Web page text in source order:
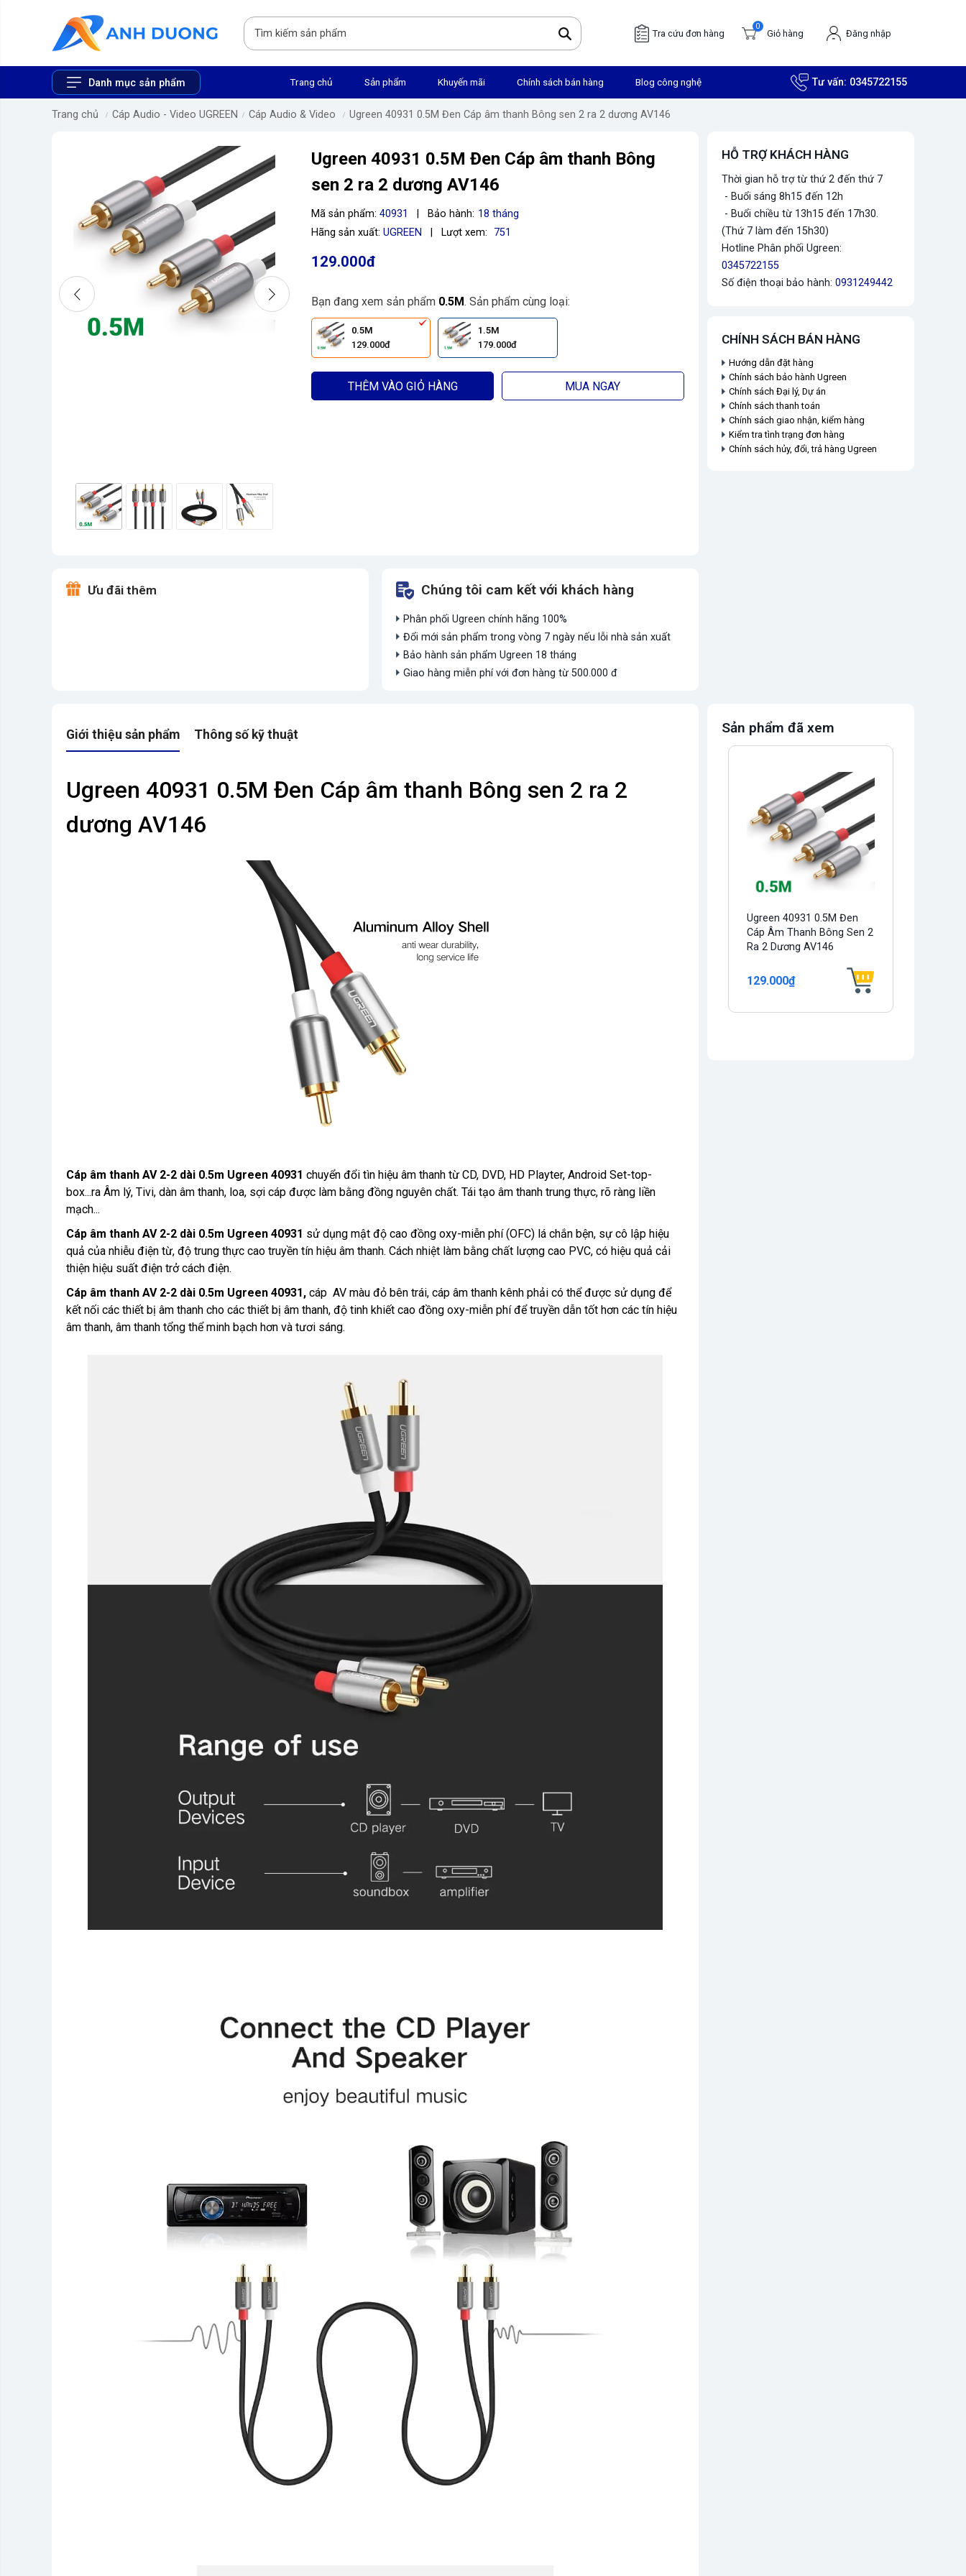
Tra cứu đơn hàng
0
Giỏ hàng Đăng nhập
Danh mục sản phẩm Trang chủ Sản phẩm Khuyến mãi Chính sách bán hàng Blog công nghệ Tư vấn: 0345722155
Trang chủ Cáp Audio - Video UGREEN Cáp Audio & Video Ugreen 40931 0.5M Đen Cáp âm thanh Bông sen 2 ra 2 dương AV146
Ugreen 40931 0.5M Đen Cáp âm thanh Bông
sen 2 ra 2 dương AV146
Mã sản phẩm: 40931 Bảo hành: 18 tháng
Hãng sản xuất: UGREEN Lượt xem: 751
129.000đ
Bạn đang xem sản phẩm 0.5M. Sản phẩm cùng loại:
0.5M
129.000đ
1.5M
179.000đ
THÊM VÀO GIỎ HÀNG MUA NGAY
Ưu đãi thêm Chúng tôi cam kết với khách hàng
Phân phối Ugreen chính hãng 100%
Đổi mới sản phẩm trong vòng 7 ngày nếu lỗi nhà sản xuất
Bảo hành sản phẩm Ugreen 18 tháng
Giao hàng miễn phí với đơn hàng từ 500.000 đ
HỖ TRỢ KHÁCH HÀNG
Thời gian hỗ trợ từ thứ 2 đến thứ 7
- Buổi sáng 8h15 đến 12h
- Buổi chiều từ 13h15 đến 17h30.
(Thứ 7 làm đến 15h30)
Hotline Phân phối Ugreen:
0345722155
Số điện thoại bảo hành: 0931249442
CHÍNH SÁCH BÁN HÀNG
Hướng dẫn đặt hàng
Chính sách bảo hành Ugreen
Chính sách Đại lý, Dự án
Chính sách thanh toán
Chính sách giao nhận, kiểm hàng
Kiểm tra tình trạng đơn hàng
Chính sách hủy, đổi, trả hàng Ugreen
Giới thiệu sản phẩm Thông số kỹ thuật
Ugreen 40931 0.5M Đen Cáp âm thanh Bông sen 2 ra 2
dương AV146
Cáp âm thanh AV 2-2 dài 0.5m Ugreen 40931 chuyển đổi tìn hiệu âm thanh từ CD, DVD, HD Playter, Android Set-top-
box...ra Âm lý, Tivi, dàn âm thanh, loa, sợi cáp được làm bằng đồng nguyên chất. Tái tạo âm thanh trung thực, rõ ràng liền
mạch...
Cáp âm thanh AV 2-2 dài 0.5m Ugreen 40931 sử dụng mật độ cao đồng oxy-miễn phí (OFC) lá chắn bện, sự cô lập hiệu
quả của nhiễu điện từ, độ trung thực cao truyền tín hiệu âm thanh. Cách nhiệt làm bằng chất lượng cao PVC, có hiệu quả cải
thiện hiệu suất điện trở cách điện.
Cáp âm thanh AV 2-2 dài 0.5m Ugreen 40931, cáp AV màu đỏ bên trái, cáp âm thanh kênh phải có thể được sử dụng để
kết nối các thiết bị âm thanh cho các thiết bị âm thanh, độ tinh khiết cao đồng oxy-miễn phí để truyền dẫn tốt hơn các tín hiệu
âm thanh, âm thanh tổng thể minh bạch hơn và tươi sáng.
Sản phẩm đã xem
Ugreen 40931 0.5M Đen
Cáp Âm Thanh Bông Sen 2
Ra 2 Dương AV146
129.000₫